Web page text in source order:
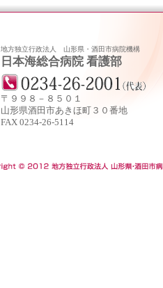
地方独立行政法人 山形県・酒田市病院機構
日本海総合病院 看護部
〒９９８－８５０１
山形県酒田市あきほ町３０番地
FAX 0234‐26‐5114